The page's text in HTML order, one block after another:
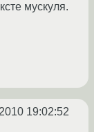
мускуля.
19:02:52